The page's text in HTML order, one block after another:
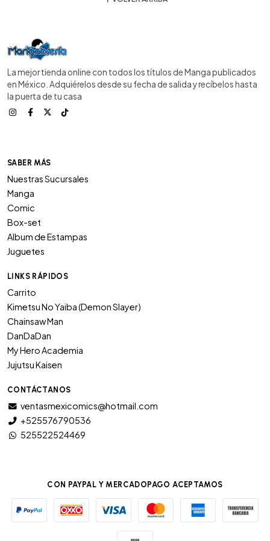
La mejor tienda online con todos los títulos de Manga publicados
en México. Adquiérelos desde su fecha de salida y recíbelos hasta
la puerta de tu casa
SABER MÁS
Nuestras Sucursales
Manga
Comic
Box-set
Album de Estampas
Juguetes
LINKS RÁPIDOS
Carrito
Kimetsu No Yaiba (Demon Slayer)
Chainsaw Man
DanDaDan
My Hero Academia
Jujutsu Kaisen
CONTÁCTANOS
ventasmexicomics@hotmail.com
+525576790536
525522524469
CON PAYPAL Y MERCADOPAGO ACEPTAMOS